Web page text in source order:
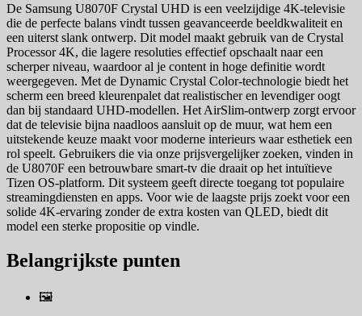
De Samsung U8070F Crystal UHD is een veelzijdige 4K-televisie
die de perfecte balans vindt tussen geavanceerde beeldkwaliteit en
een uiterst slank ontwerp. Dit model maakt gebruik van de Crystal
Processor 4K, die lagere resoluties effectief opschaalt naar een
scherper niveau, waardoor al je content in hoge definitie wordt
weergegeven. Met de Dynamic Crystal Color-technologie biedt het
scherm een breed kleurenpalet dat realistischer en levendiger oogt
dan bij standaard UHD-modellen. Het AirSlim-ontwerp zorgt ervoor
dat de televisie bijna naadloos aansluit op de muur, wat hem een
uitstekende keuze maakt voor moderne interieurs waar esthetiek een
rol speelt. Gebruikers die via onze prijsvergelijker zoeken, vinden in
de U8070F een betrouwbare smart-tv die draait op het intuïtieve
Tizen OS-platform. Dit systeem geeft directe toegang tot populaire
streamingdiensten en apps. Voor wie de laagste prijs zoekt voor een
solide 4K-ervaring zonder de extra kosten van QLED, biedt dit
model een sterke propositie op vindle.
Belangrijkste punten
🖼️